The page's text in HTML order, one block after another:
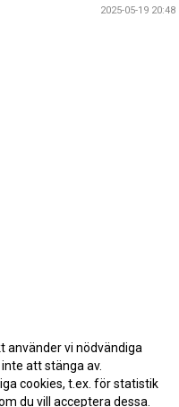
2025-05-19 20:48
använder vi nödvändiga
att stänga av.
cookies, t.ex. för statistik
du vill acceptera dessa.